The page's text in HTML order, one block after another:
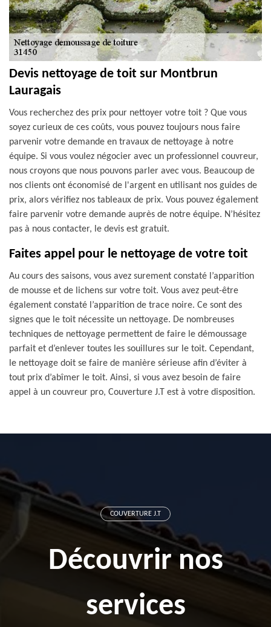
Devis nettoyage de toit sur Montbrun
Lauragais
Vous recherchez des prix pour nettoyer votre toit ? Que vous
soyez curieux de ces coûts, vous pouvez toujours nous faire
parvenir votre demande en travaux de nettoyage à notre
équipe. Si vous voulez négocier avec un professionnel couvreur,
nous croyons que nous pouvons parler avec vous. Beaucoup de
nos clients ont économisé de l'argent en utilisant nos guides de
prix, alors vérifiez nos tableaux de prix. Vous pouvez également
faire parvenir votre demande auprès de notre équipe. N’hésitez
pas à nous contacter, le devis est gratuit.
Faites appel pour le nettoyage de votre toit
Au cours des saisons, vous avez surement constaté l’apparition
de mousse et de lichens sur votre toit. Vous avez peut-être
également constaté l’apparition de trace noire. Ce sont des
signes que le toit nécessite un nettoyage. De nombreuses
techniques de nettoyage permettent de faire le démoussage
parfait et d’enlever toutes les souillures sur le toit. Cependant,
le nettoyage doit se faire de manière sérieuse afin d’éviter à
tout prix d’abîmer le toit. Ainsi, si vous avez besoin de faire
appel à un couvreur pro, Couverture J.T est à votre disposition.
COUVERTURE J.T
Découvrir nos
services